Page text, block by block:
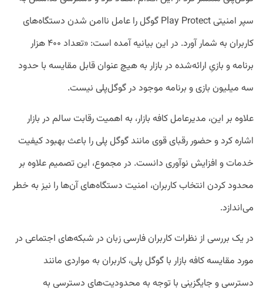
سپر امنیتی Play Protect گوگل را عامل ناامن شدن دستگاه‌های
کاربران به شمار آورد. در این بیانیه آمده است: «تعداد ۴۰۰ هزار
برنامه و بازیِ ارائه‌شده در بازار به هیچ عنوان قابل مقایسه با حدود
سه میلیون بازی و برنامه‌ موجود در گوگل‌پلی نیست.
علاوه بر این، مدیرعامل کافه بازار، به اهمیت رقابت سالم در بازار
اشاره کرد و حضور رقبای قوی مانند گوگل پلی را باعث بهبود کیفیت
خدمات و افزایش نوآوری دانست. در مجموع، این تصمیم علاوه بر
محدود کردن انتخاب کاربران، امنیت دستگاه‌های آن‌ها را نیز به خطر
می‌اندازد.
در یک بررسی از نظرات کاربران فارسی زبان در شبکه‌های اجتماعی در
مورد مقایسه کافه بازار با گوگل پلی، کاربران به مواردی مانند
دسترسی و جایگزینی با توجه به محدودیت‌های دسترسی به